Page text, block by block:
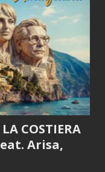
COSTIERA
Arisa,